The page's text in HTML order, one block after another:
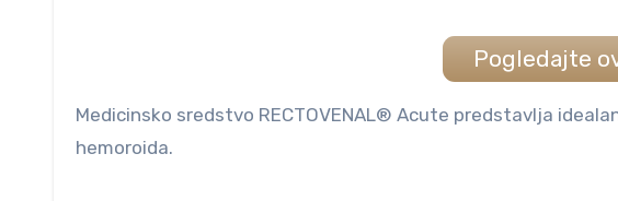
Pogledajte
Medicinsko sredstvo RECTOVENAL® Acute predstavlja
hemoroida.